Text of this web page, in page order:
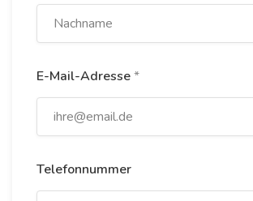
E-Mail-Adresse*
Telefonnummer